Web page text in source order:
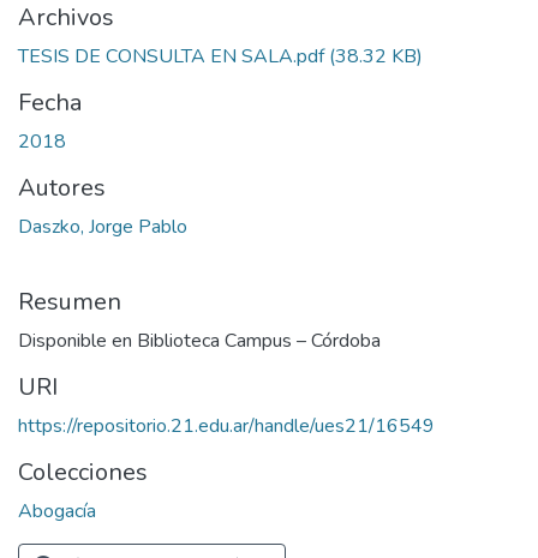
Archivos
TESIS DE CONSULTA EN SALA.pdf(38.32 KB)
Fecha
2018
Autores
Daszko, Jorge Pablo
Resumen
Disponible en Biblioteca Campus – Córdoba
URI
https://repositorio.21.edu.ar/handle/ues21/16549
Colecciones
Abogacía